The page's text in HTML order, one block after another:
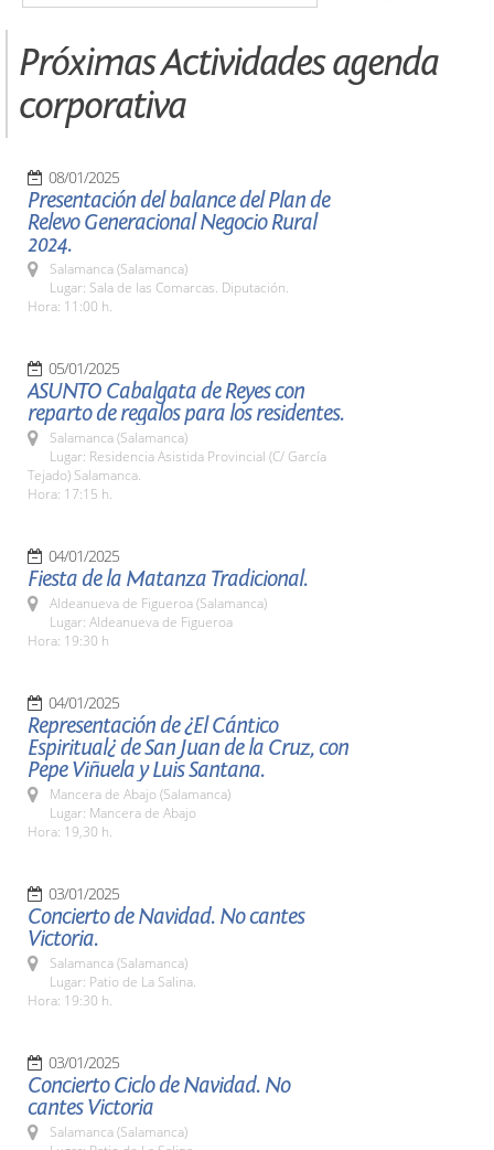
Próximas Actividades agenda
corporativa
08/01/2025
Presentación del balance del Plan de
Relevo Generacional Negocio Rural
2024.
Salamanca (Salamanca)
Lugar: Sala de las Comarcas. Diputación.
Hora: 11:00 h.
05/01/2025
ASUNTO Cabalgata de Reyes con
reparto de regalos para los residentes.
Salamanca (Salamanca)
Lugar: Residencia Asistida Provincial (C/ García
Tejado) Salamanca.
Hora: 17:15 h.
04/01/2025
Fiesta de la Matanza Tradicional.
Aldeanueva de Figueroa (Salamanca)
Lugar: Aldeanueva de Figueroa
Hora: 19:30 h
04/01/2025
Representación de ¿El Cántico
Espiritual¿ de San Juan de la Cruz, con
Pepe Viñuela y Luis Santana.
Mancera de Abajo (Salamanca)
Lugar: Mancera de Abajo
Hora: 19,30 h.
03/01/2025
Concierto de Navidad. No cantes
Victoria.
Salamanca (Salamanca)
Lugar: Patio de La Salina.
Hora: 19:30 h.
03/01/2025
Concierto Ciclo de Navidad. No
cantes Victoria
Salamanca (Salamanca)